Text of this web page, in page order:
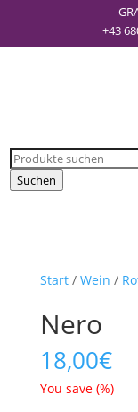
+43
Products
search
Suchen
Start/ Wein /
Nero
18,00€
You save (%)